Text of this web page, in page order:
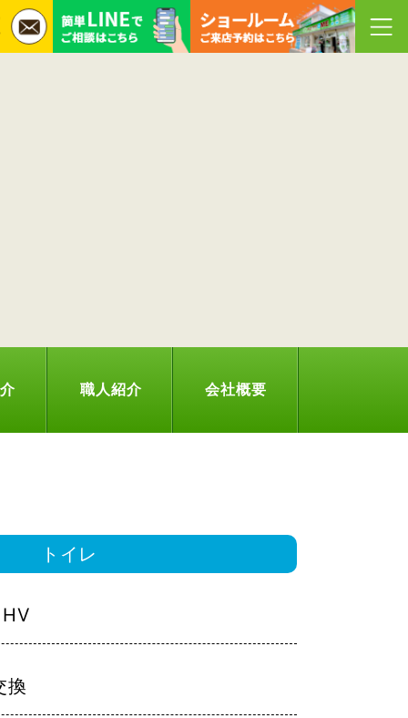
職人紹介 会社概要
トイレ
換